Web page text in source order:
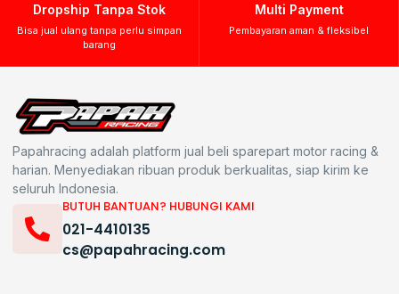
Dropship Tanpa Stok
Bisa jual ulang tanpa perlu simpan
barang
Multi Payment
Pembayaran aman & fleksibel
Papahracing adalah platform jual beli sparepart motor racing &
harian. Menyediakan ribuan produk berkualitas, siap kirim ke
seluruh Indonesia.
BUTUH BANTUAN? HUBUNGI KAMI
021-4410135
cs@papahracing.com